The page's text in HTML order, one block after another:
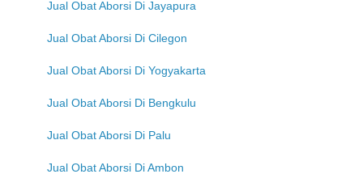
Jual Obat Aborsi Di Jayapura
Jual Obat Aborsi Di Cilegon
Jual Obat Aborsi Di Yogyakarta
Jual Obat Aborsi Di Bengkulu
Jual Obat Aborsi Di Palu
Jual Obat Aborsi Di Ambon